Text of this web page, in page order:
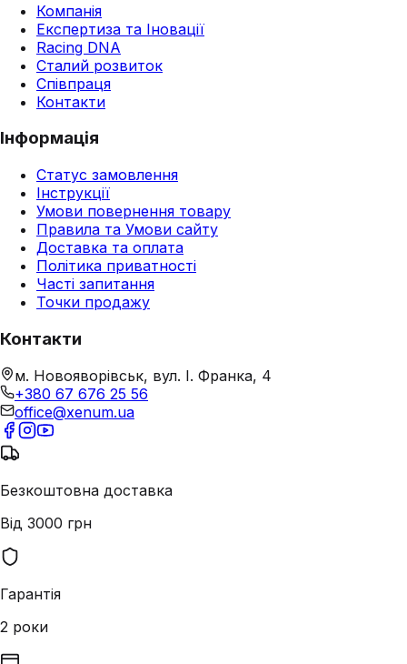
Компанія
Експертиза та Іновації
Racing DNA
Сталий розвиток
Співпраця
Контакти
Інформація
Статус замовлення
Інструкції
Умови повернення товару
Правила та Умови сайту
Доставка та оплата
Політика приватності
Часті запитання
Точки продажу
Контакти
м. Новояворівськ, вул. І. Франка, 4
+380 67 676 25 56
office@xenum.ua
Безкоштовна доставка
Від 3000 грн
Гарантія
2 роки